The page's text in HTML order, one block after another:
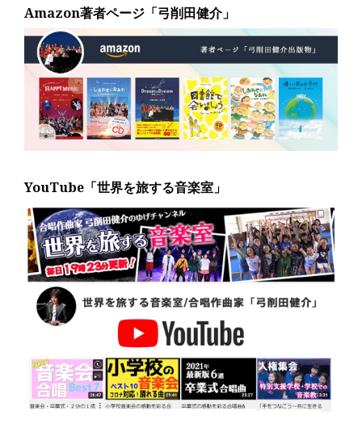
Amazon著者ページ「弓削田健介」
YouTube「世界を旅する音楽室」